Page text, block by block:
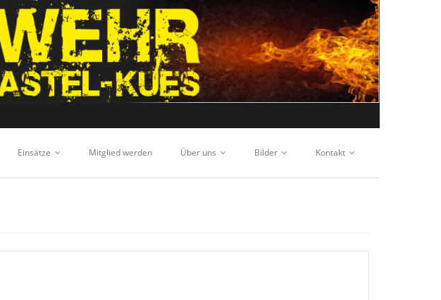
Einsätze Mitglied werden Über uns Bilder Kontakt